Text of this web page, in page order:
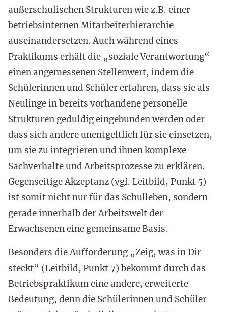
außerschulischen Strukturen wie z.B. einer
betriebsinternen Mitarbeiterhierarchie
auseinandersetzen. Auch während eines
Praktikums erhält die „soziale Verantwortung“
einen angemessenen Stellenwert, indem die
Schülerinnen und Schüler erfahren, dass sie als
Neulinge in bereits vorhandene personelle
Strukturen geduldig eingebunden werden oder
dass sich andere unentgeltlich für sie einsetzen,
um sie zu integrieren und ihnen komplexe
Sachverhalte und Arbeitsprozesse zu erklären.
Gegenseitige Akzeptanz (vgl. Leitbild, Punkt 5)
ist somit nicht nur für das Schulleben, sondern
gerade innerhalb der Arbeitswelt der
Erwachsenen eine gemeinsame Basis.
Besonders die Aufforderung „Zeig, was in Dir
steckt“ (Leitbild, Punkt 7) bekommt durch das
Betriebspraktikum eine andere, erweiterte
Bedeutung, denn die Schülerinnen und Schüler